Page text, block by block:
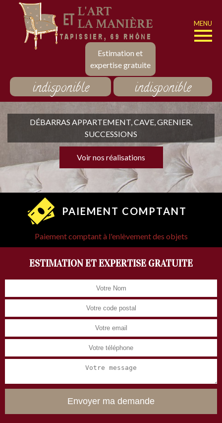
Estimation et
expertise gratuite
MENU
indisponible indisponible
DÉBARRAS APPARTEMENT, CAVE, GRENIER,
SUCCESSIONS
Voir nos réalisations
PAIEMENT COMPTANT
Paiement comptant à l'enlèvement des objets
ESTIMATION ET EXPERTISE GRATUITE